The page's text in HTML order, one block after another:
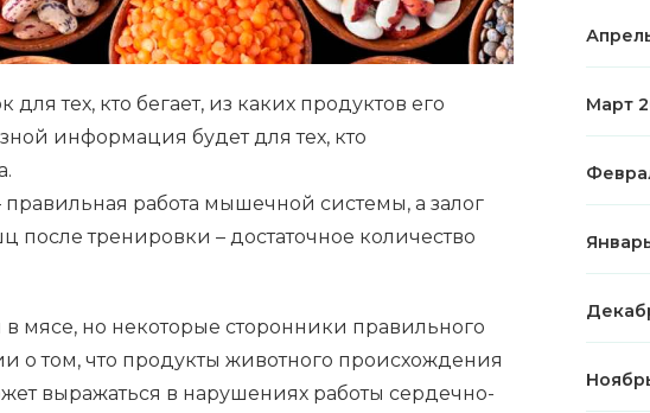
тех, кто бегает, из каких продуктов его
информация будет для тех, кто
работа мышечной системы, а залог
тренировки – достаточное количество
мясе, но некоторые сторонники правильного
о том, что продукты животного происхождения
выражаться в нарушениях работы сердечно-
Март